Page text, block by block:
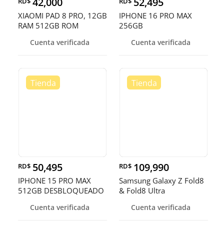
XIAOMI PAD 8 PRO, 12GB
RAM 512GB ROM
Cuenta verificada
IPHONE 16 PRO MAX
256GB
FABCuenta verificada
RD$ 50,495
IPHONE 15 PRO MAX
512GB DESBLOQUEADO
Cuenta verificada
RD$ 109,990
Samsung Galaxy Z Fold8
& Fold8 Ultra
Cuenta verificada